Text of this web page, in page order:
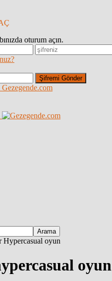
oturum açın.
Gezegende.com
Hypercasual oyun
oyun